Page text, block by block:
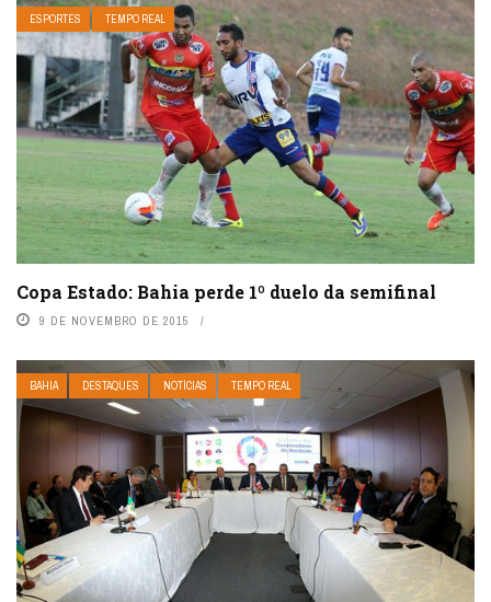
ESPORTES TEMPO REAL
Copa Estado: Bahia perde 1º duelo da semifinal
9 DE NOVEMBRO DE 2015
BAHIA DESTAQUES NOTÍCIAS TEMPO REAL